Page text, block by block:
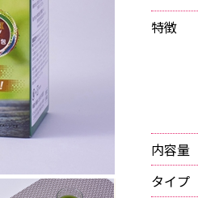
特徴
内容量
タイプ